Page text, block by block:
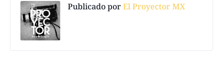
Publicado porEl Proyector MX